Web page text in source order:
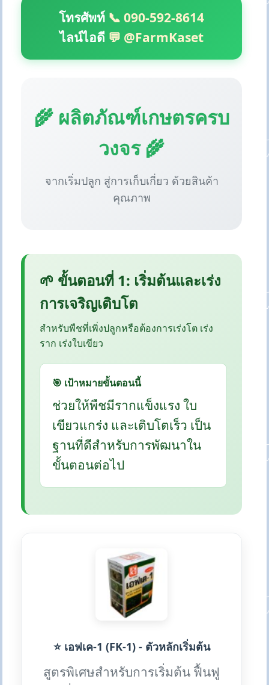
โทรศัพท์ 📞 090-592-8614
ไลน์ไอดี 💬 @FarmKaset
🌾 ผลิตภัณฑ์เกษตรครบ
วงจร 🌾
จากเริ่มปลูก สู่การเก็บเกี่ยว ด้วยสินค้า
คุณภาพ
🌱 ขั้นตอนที่ 1: เริ่มต้นและเร่ง
การเจริญเติบโต
สำหรับพืชที่เพิ่งปลูกหรือต้องการเร่งโต เร่ง
ราก เร่งใบเขียว
🎯 เป้าหมายขั้นตอนนี้
ช่วยให้พืชมีรากแข็งแรง ใบ
เขียวแกร่ง และเติบโตเร็ว เป็น
ฐานที่ดีสำหรับการพัฒนาใน
ขั้นตอนต่อไป
⭐ เอฟเค-1 (FK-1) - ตัวหลักเริ่มต้น
สูตรพิเศษสำหรับการเริ่มต้น ฟื้นฟู